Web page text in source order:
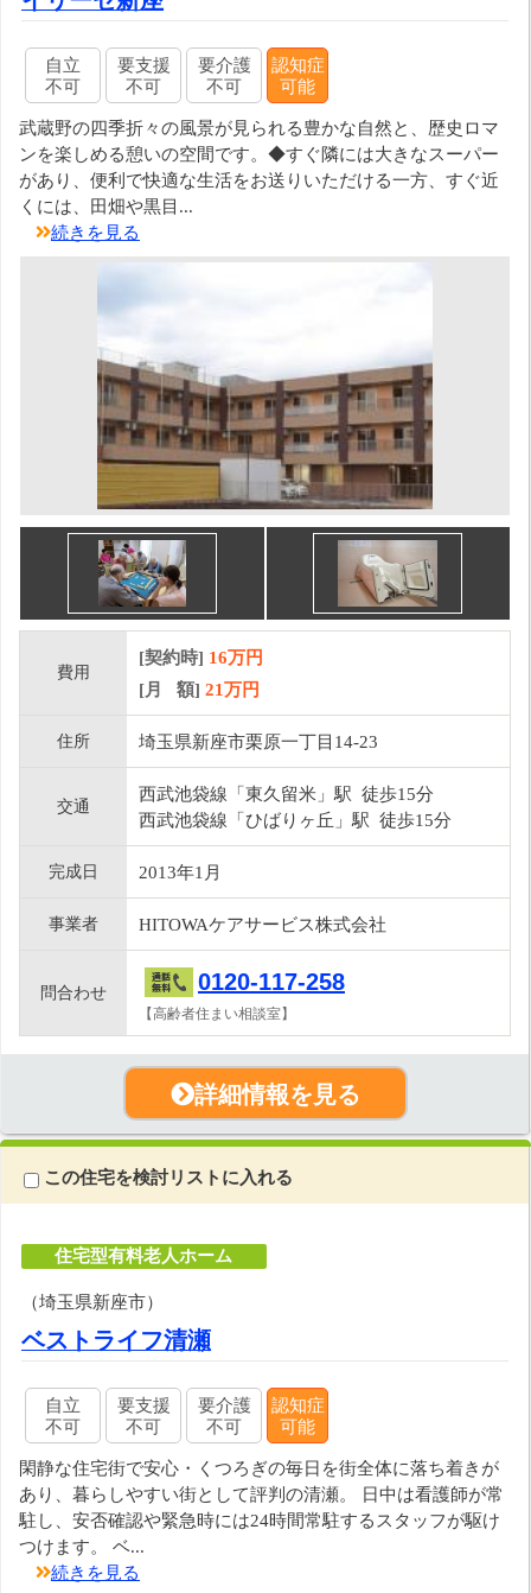
自立
不可
要支援
不可
要介護
不可
認知症
可能
武蔵野の四季折々の風景が見られる豊かな自然と、歴史ロマ
ンを楽しめる憩いの空間です。◆すぐ隣には大きなスーパー
があり、便利で快適な生活をお送りいただける一方、すぐ近
くには、田畑や黒目...
続きを見る
費用
[契約時] 16万円
[月 額] 21万円
住所 埼玉県新座市栗原一丁目14-23
交通
西武池袋線「東久留米」駅 徒歩15分
西武池袋線「ひばりヶ丘」駅 徒歩15分
完成日 2013年1月
事業者 HITOWAケアサービス株式会社
問合わせ 0120-117-258
【高齢者住まい相談室】
詳細情報を見る
この住宅を検討リストに入れる
住宅型有料老人ホーム
（埼玉県新座市）
ベストライフ清瀬
自立
不可
要支援
不可
要介護
不可
認知症
可能
閑静な住宅街で安心・くつろぎの毎日を街全体に落ち着きが
あり、暮らしやすい街として評判の清瀬。 日中は看護師が常
駐し、安否確認や緊急時には24時間常駐するスタッフが駆け
つけます。 ベ...
続きを見る